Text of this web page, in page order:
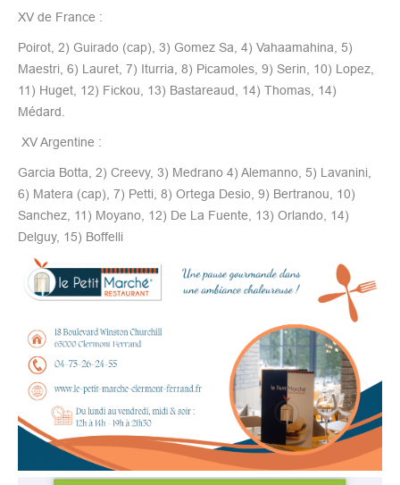
XV de France :
Poirot, 2) Guirado (cap), 3) Gomez Sa, 4) Vahaamahina, 5)
Maestri, 6) Lauret, 7) Iturria, 8) Picamoles, 9) Serin, 10) Lopez,
11) Huget, 12) Fickou, 13) Bastareaud, 14) Thomas, 14)
Médard.
XV Argentine :
Garcia Botta, 2) Creevy, 3) Medrano 4) Alemanno, 5) Lavanini,
6) Matera (cap), 7) Petti, 8) Ortega Desio, 9) Bertranou, 10)
Sanchez, 11) Moyano, 12) De La Fuente, 13) Orlando, 14)
Delguy, 15) Boffelli